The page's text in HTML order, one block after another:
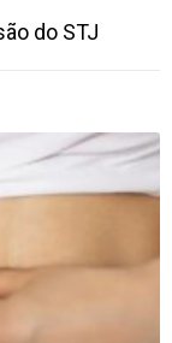
do STJ